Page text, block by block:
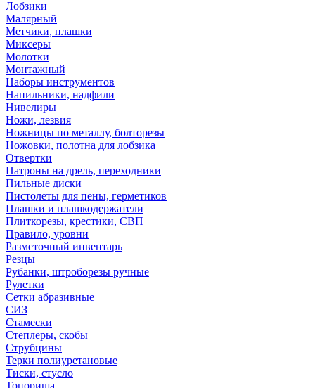
Лобзики
Малярный
Метчики, плашки
Миксеры
Молотки
Монтажный
Наборы инструментов
Напильники, надфили
Нивелиры
Ножи, лезвия
Ножницы по металлу, болторезы
Ножовки, полотна для лобзика
Отвертки
Патроны на дрель, переходники
Пильные диски
Пистолеты для пены, герметиков
Плашки и плашкодержатели
Плиткорезы, крестики, СВП
Правило, уровни
Разметочный инвентарь
Резцы
Рубанки, штроборезы ручные
Рулетки
Сетки абразивные
СИЗ
Стамески
Степлеры, скобы
Струбцины
Терки полиуретановые
Тиски, стусло
Топорища